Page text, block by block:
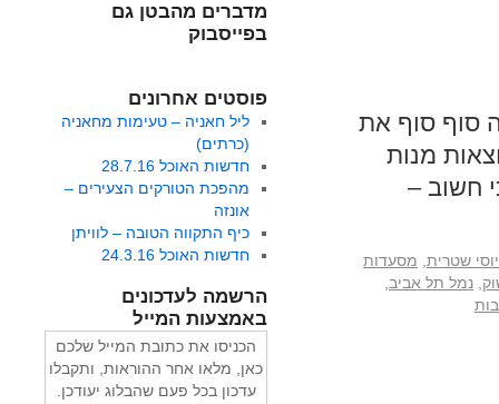
סוף סוף את
מנות
חשוב –
יוסי שטרית מסעדות
נמל תל אביב
מדברים מהבטן גם
בפייסבוק
פוסטים אחרונים
ליל חאניה – טעימות מחאניה
(כרתים)
חדשות האוכל 28.7.16
מהפכת הטורקים הצעירים –
אונזה
כיף התקווה הטובה – לוויתן
חדשות האוכל 24.3.16
הרשמה לעדכונים
באמצעות המייל
הכניסו את כתובת המייל שלכם
כאן, מלאו אחר ההוראות, ותקבלו
עדכון בכל פעם שהבלוג יעודכן.